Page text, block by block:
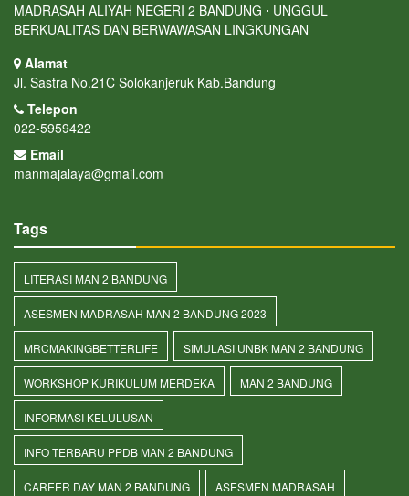
MADRASAH ALIYAH NEGERI 2 BANDUNG ⋅ UNGGUL
BERKUALITAS DAN BERWAWASAN LINGKUNGAN
Alamat
Jl. Sastra No.21C Solokanjeruk Kab.Bandung
Telepon
022-5959422
Email
manmajalaya@gmail.com
Tags
LITERASI MAN 2 BANDUNG
ASESMEN MADRASAH MAN 2 BANDUNG 2023
MRCMAKINGBETTERLIFE SIMULASI UNBK MAN 2 BANDUNG
WORKSHOP KURIKULUM MERDEKA MAN 2 BANDUNG
INFORMASI KELULUSAN
INFO TERBARU PPDB MAN 2 BANDUNG
CAREER DAY MAN 2 BANDUNG ASESMEN MADRASAH